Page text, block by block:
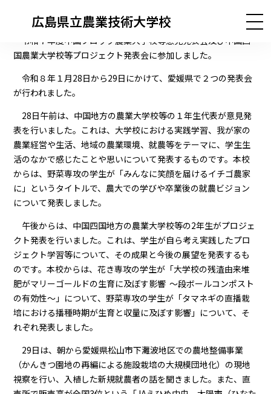
広島県立農業技術大学校
令和７年度中国ブロック農業大学校等意見発表会及び中国四
国農業大学校等プロジェクト発表会に参加しました。
令和８年１月28日から29日にかけて、愛媛県で２つの発表会
が行われました。
28日午前は、中国地方の農業大学校等の１年生代表が意見発
表を行いました。これは、大学校における実践学習、我が家の
農業経営や生活、地域の農業環境、就農等をテーマに、学生生
活のなかで感じたことや思いについて発表するものです。本校
からは、野菜専攻の学生が「みんなに笑顔を届けるイチゴ農家
に」というタイトルで、農大での学びや卒業後の就農ビジョン
について発表しました。
午後からは、中国四国地方の農業大学校等の2年生がプロジェ
クト発表を行いました。これは、学生が自ら考え実践したプロ
ジェクト学習等について、その成果と今後の展望を発表するも
のです。本校からは、花き専攻の学生が「大学校の残渣由来堆
肥がマリーゴールドの生育に及ぼす影響 ～段ボールコンポスト
の有効性～」について、野菜専攻の学生が「タマネギの直播栽
培における播種時期が生育と収量に及ぼす影響」について、そ
れぞれ発表しました。
29日は、朝から愛媛県松山市下灘波地区での農地整備事業
（かんきつ園地の再編による施設栽培の大規模団地化）の現地
視察を行い、入植した新規就農者の話を聞きました。また、直